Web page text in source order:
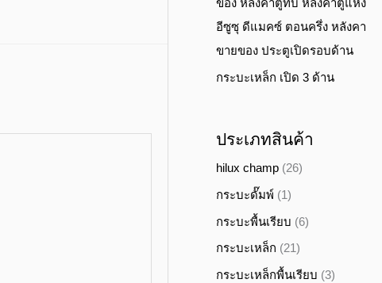
อีซูซุ ดีแมคซ์ ตอนครึ่ง หลังคา
ขายของ ประตูเปิดรอบด้าน
กระบะเหล็ก เปิด 3 ด้าน
ประเภทสินค้า
hilux champ (26)
กระบะดั๊มพ์ (1)
กระบะพื้นเรียบ (6)
กระบะเหล็ก (21)
กระบะเหล็กพื้นเรียบ (3)